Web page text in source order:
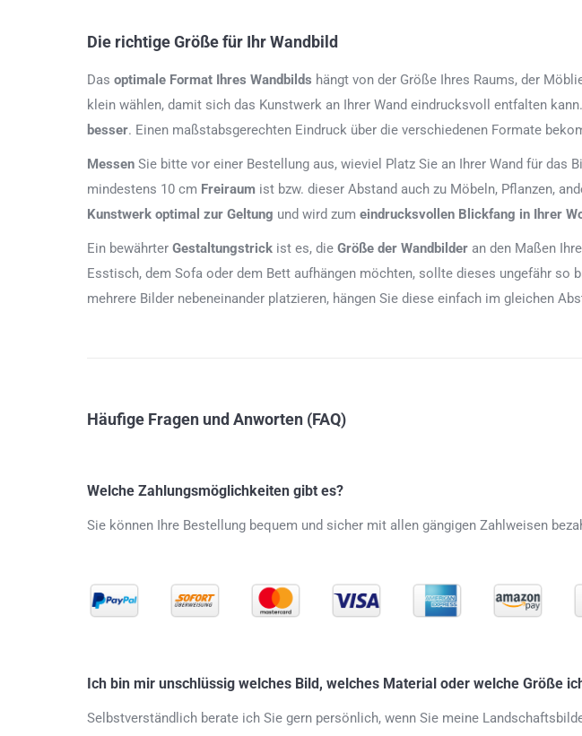
Die richtige Größe für Ihr Wandbild
Das optimale Format Ihres Wandbilds hängt von der Größe Ihres Raums, der
klein wählen, damit sich das Kunstwerk an Ihrer Wand eindrucksvoll entfalten
besser. Einen maßstabsgerechten Eindruck über die verschiedenen Formate
Messen Sie bitte vor einer Bestellung aus, wieviel Platz Sie an Ihrer Wand für das
mindestens 10 cm Freiraum ist bzw. dieser Abstand auch zu Möbeln, Pflanzen,
Kunstwerk optimal zur Geltung und wird zum eindrucksvollen Blickfang in Ihrer
Ein bewährter Gestaltungstrick ist es, die Größe der Wandbilder an den Maßen
Esstisch, dem Sofa oder dem Bett aufhängen möchten, sollte dieses ungefähr
mehrere Bilder nebeneinander platzieren, hängen Sie diese einfach im gleichen
Häufige Fragen und Anworten (FAQ)
Welche Zahlungsmöglichkeiten gibt es?
Sie können Ihre Bestellung bequem und sicher mit allen gängigen Zahlweisen
Ich bin mir unschlüssig welches Bild, welches Material oder welche Größe
Selbstverständlich berate ich Sie gern persönlich, wenn Sie meine